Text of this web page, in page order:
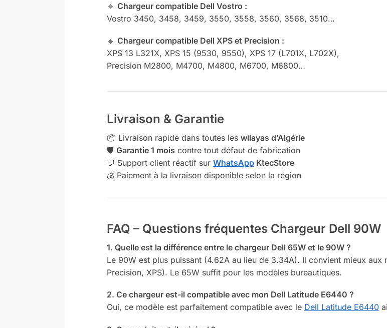
🔹 Chargeur compatible Dell Vostro :
Vostro 3450, 3458, 3459, 3550, 3558, 3560, 3568, 3510…
🔹 Chargeur compatible Dell XPS et Precision :
XPS 13 L321X, XPS 15 (9530, 9550), XPS 17 (L701X, L702X),
Precision M2800, M4700, M4800, M6700, M6800…
Livraison & Garantie
📦 Livraison rapide dans toutes les wilayas d’Algérie
🛡️ Garantie 1 mois contre tout défaut de fabrication
💬 Support client réactif sur WhatsAppKtecStore
💰 Paiement à la livraison disponible selon la région
FAQ – Questions fréquentes Chargeur Dell 90W
1. Quelle est la différence entre le chargeur Dell 65W et le 90W ?
Le 90W est plus puissant (4.62A au lieu de 3.34A). Il convient mieux aux
Precision, XPS). Le 65W suffit pour les modèles bureautiques.
2. Ce chargeur est-il compatible avec mon Dell Latitude E6440 ?
Oui, ce modèle est parfaitement compatible avec le Dell Latitude E6440